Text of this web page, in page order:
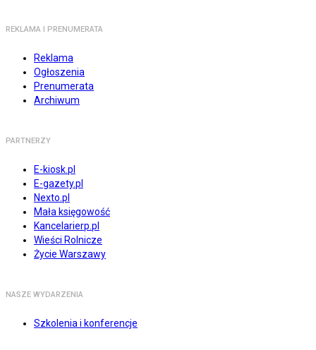
REKLAMA I PRENUMERATA
Reklama
Ogłoszenia
Prenumerata
Archiwum
PARTNERZY
E-kiosk.pl
E-gazety.pl
Nexto.pl
Mała księgowość
Kancelarierp.pl
Wieści Rolnicze
Życie Warszawy
NASZE WYDARZENIA
Szkolenia i konferencje